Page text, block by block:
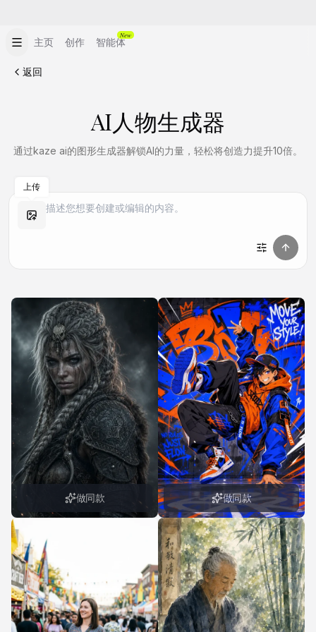
主页 创作 智能体
New
返回
AI人物生成器
通过kaze ai的图形生成器解锁AI的力量，轻松将创造力提升10倍。
上传
做同款 做同款